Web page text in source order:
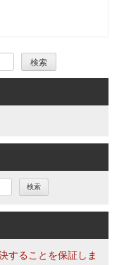
することを保証しま